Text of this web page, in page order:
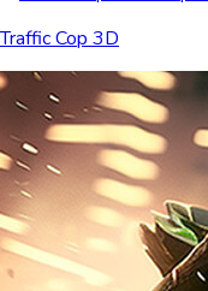
Traffic Cop 3D